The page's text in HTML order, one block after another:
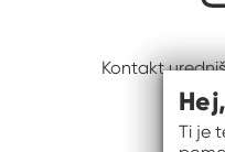
Kontakt
Ti je